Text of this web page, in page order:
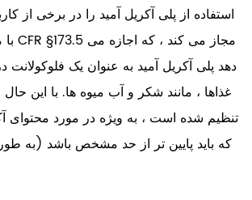
دهد پلی آکریل آمید به عنوان یک
غذاها ، مانند شکر و آب میوه ها. با این حال
تنظیم شده است ، به ویژه در مورد محتوای